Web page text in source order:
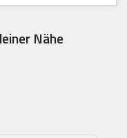
Nähe